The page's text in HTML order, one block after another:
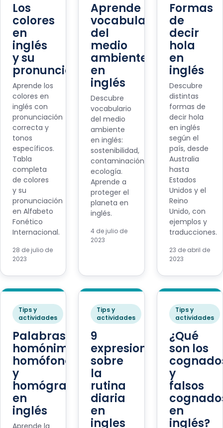
Los
colores
en
inglés
y su
pronunciación
Aprende los
colores en
inglés con
pronunciación
correcta y
tonos
específicos.
Tabla
completa
de colores
y su
pronunciación
en Alfabeto
Fonético
Internacional.
28 de julio de
2023
Aprende
vocabulario
del
medio
ambiente
en
inglés
Descubre
vocabulario
del medio
ambiente
en inglés:
sostenibilidad,
contaminación,
ecología.
Aprende a
proteger el
planeta en
inglés.
4 de julio de
2023
Formas
de
decir
hola
en
inglés
Descubre
distintas
formas de
decir hola
en inglés
según el
país, desde
Australia
hasta
Estados
Unidos y el
Reino
Unido, con
ejemplos y
traducciones.
23 de abril de
2023
Tips y
actividades
Palabras
homónimas,
homófonas
y
homógrafas
en
inglés
Aprende la
Tips y
actividades
9
expresiones
sobre
la
rutina
diaria
en
ingles
Tips y
actividades
¿Qué
son los
y
falsos
en
inglés?